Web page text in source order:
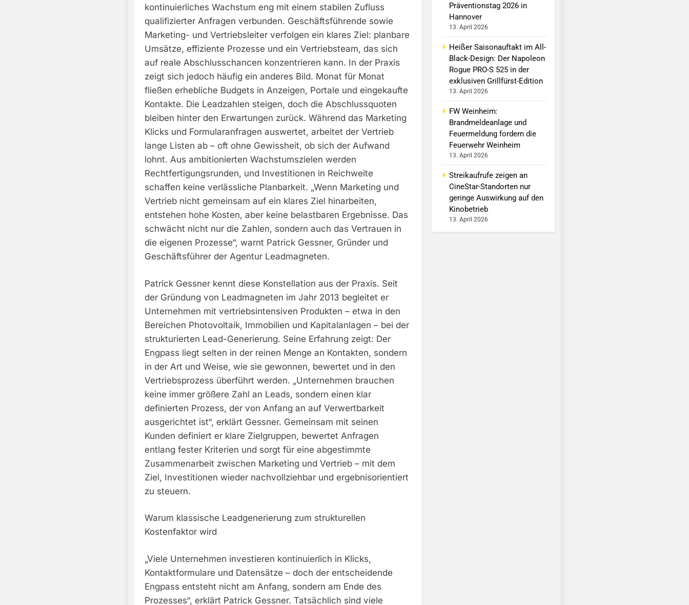
kontinuierliches Wachstum eng mit einem stabilen Zufluss
qualifizierter Anfragen verbunden. Geschäftsführende sowie
Marketing- und Vertriebsleiter verfolgen ein klares Ziel: planbare
Umsätze, effiziente Prozesse und ein Vertriebsteam, das sich
auf reale Abschlusschancen konzentrieren kann. In der Praxis
zeigt sich jedoch häufig ein anderes Bild. Monat für Monat
fließen erhebliche Budgets in Anzeigen, Portale und eingekaufte
Kontakte. Die Leadzahlen steigen, doch die Abschlussquoten
bleiben hinter den Erwartungen zurück. Während das Marketing
Klicks und Formularanfragen auswertet, arbeitet der Vertrieb
lange Listen ab – oft ohne Gewissheit, ob sich der Aufwand
lohnt. Aus ambitionierten Wachstumszielen werden
Rechtfertigungsrunden, und Investitionen in Reichweite
schaffen keine verlässliche Planbarkeit. „Wenn Marketing und
Vertrieb nicht gemeinsam auf ein klares Ziel hinarbeiten,
entstehen hohe Kosten, aber keine belastbaren Ergebnisse. Das
schwächt nicht nur die Zahlen, sondern auch das Vertrauen in
die eigenen Prozesse“, warnt Patrick Gessner, Gründer und
Geschäftsführer der Agentur Leadmagneten.
Patrick Gessner kennt diese Konstellation aus der Praxis. Seit
der Gründung von Leadmagneten im Jahr 2013 begleitet er
Unternehmen mit vertriebsintensiven Produkten – etwa in den
Bereichen Photovoltaik, Immobilien und Kapitalanlagen – bei der
strukturierten Lead-Generierung. Seine Erfahrung zeigt: Der
Engpass liegt selten in der reinen Menge an Kontakten, sondern
in der Art und Weise, wie sie gewonnen, bewertet und in den
Vertriebsprozess überführt werden. „Unternehmen brauchen
keine immer größere Zahl an Leads, sondern einen klar
definierten Prozess, der von Anfang an auf Verwertbarkeit
ausgerichtet ist“, erklärt Gessner. Gemeinsam mit seinen
Kunden definiert er klare Zielgruppen, bewertet Anfragen
entlang fester Kriterien und sorgt für eine abgestimmte
Zusammenarbeit zwischen Marketing und Vertrieb – mit dem
Ziel, Investitionen wieder nachvollziehbar und ergebnisorientiert
zu steuern.
Warum klassische Leadgenerierung zum strukturellen
Kostenfaktor wird
„Viele Unternehmen investieren kontinuierlich in Klicks,
Kontaktformulare und Datensätze – doch der entscheidende
Engpass entsteht nicht am Anfang, sondern am Ende des
Prozesses“, erklärt Patrick Gessner. Tatsächlich sind viele
Präventionstag 2026 in
Hannover
13. April 2026
Heißer Saisonauftakt im All-
Black-Design: Der Napoleon
Rogue PRO-S 525 in der
exklusiven Grillfürst-Edition
13. April 2026
FW Weinheim:
Brandmeldeanlage und
Feuermeldung fordern die
Feuerwehr Weinheim
13. April 2026
Streikaufrufe zeigen an
CineStar-Standorten nur
geringe Auswirkung auf den
Kinobetrieb
13. April 2026